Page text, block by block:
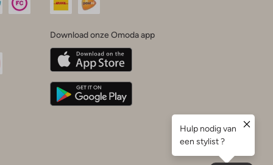
Download onze Omoda app